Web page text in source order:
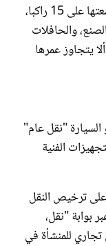
كما تشمل الحافلات الصغيرة التي لا تزيد سعتها على 15 راكبا،
من سنة الصنع، والحافلات
على 15 راكبا على ألا يتجاوز عمرها
"نقل عام"
الفنية
ترخيص النقل
بوابة "نقل،
تجاري للمنشأة في